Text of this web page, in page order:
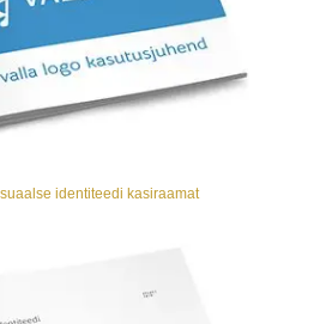
identiteedi kasiraamat